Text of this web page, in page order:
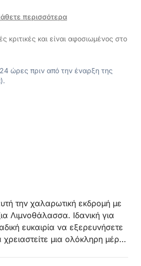
περισσότερα
κριτικές και είναι αφοσιωμένος στο
ώρες πριν από την έναρξη της
την χαλαρωτική εκδρομή με
Λιμνοθάλασσα. Ιδανική για
ευκαιρία να εξερευνήσετε
μια ολόκληρη μέρα
απλώς θέλετε να